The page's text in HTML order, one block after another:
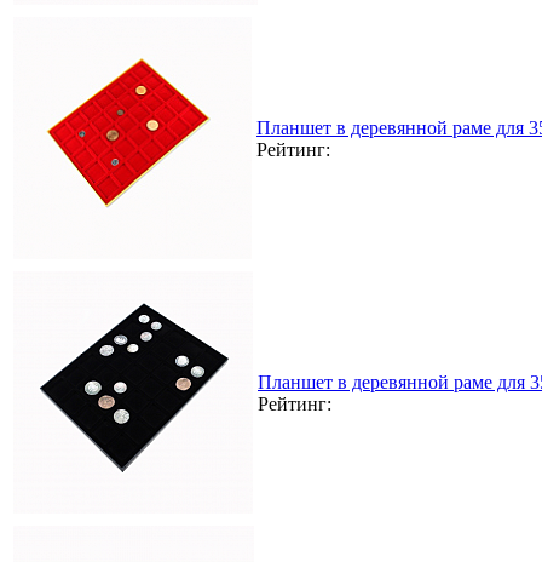
Планшет в деревянной раме
Рейтинг:
Планшет в деревянной раме
Рейтинг: